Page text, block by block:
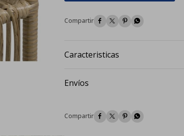
   
Caracteristicas
Envíos
   